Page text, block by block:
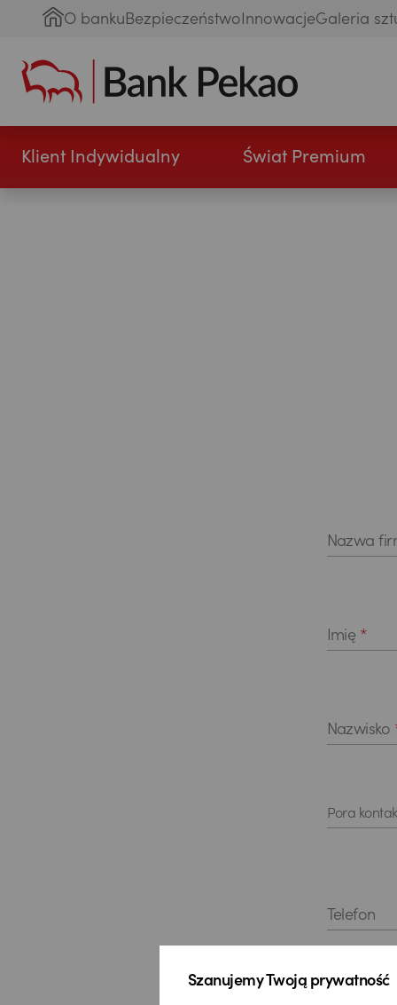
O bankuBezpieczeństwoInnowacjeGaleria
Klient Indywidualny Świat Premium
Nazwa
Imię *
Nazwisko
Pora
Telefon
Szanujemy Twoją prywatność